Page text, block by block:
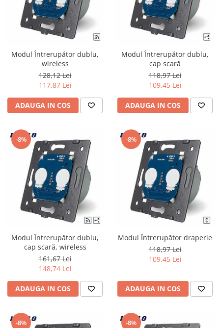
Modul Întrerupător dublu,
wireless
128,12 Lei
117,87 Lei
ADAUGA IN COS
Modul Întrerupător dublu,
cap scară
118,97 Lei
109,45 Lei
ADAUGA IN COS
-8%
Modul Întrerupător dublu,
cap scară, wireless
161,67 Lei
148,74 Lei
ADAUGA IN COS
-8%
Modul Întrerupător draperie
118,97 Lei
109,45 Lei
ADAUGA IN COS
-8% -8%